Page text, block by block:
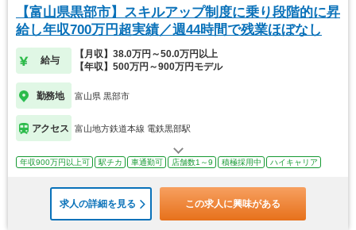
【富山県黒部市】スキルアップ制度に乗り段階的に昇
給し年収700万円超実績／週44時間で残業ほぼなし
給与
【月収】38.0万円～50.0万円以上
【年収】500万円～900万円モデル
勤務地 富山県 黒部市
アクセス 富山地方鉄道本線 電鉄黒部駅
年収900万円以上可 駅チカ 車通勤可 店舗数1～9 積極採用中 ハイキャリア
求人の詳細を見る この求人に興味がある